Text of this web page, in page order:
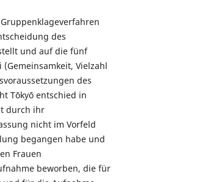
des
und auf die fünf
Vielzahl
des
Tōkyō entschied in
durch ihr
nicht im Vorfeld
begangen habe und
Frauen
beworben, die für